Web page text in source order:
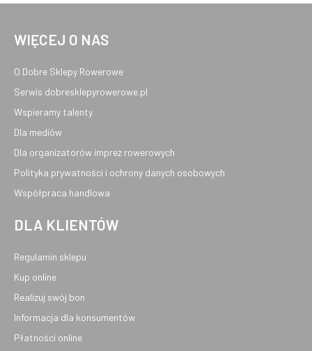
WIĘCEJ O NAS
O Dobre Sklepy Rowerowe
Serwis dobresklepyrowerowe.pl
Wspieramy talenty
Dla mediów
Dla organizatorów imprez rowerowych
Polityka prywatności i ochrony danych osobowych
Współpraca handlowa
DLA KLIENTÓW
Regulamin sklepu
Kup online
Realizuj swój bon
Informacja dla konsumentów
Płatności online